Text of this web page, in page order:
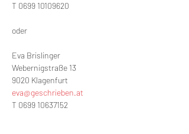
T 0699 10109620
oder
Eva Brislinger
Webernigstraße 13
9020 Klagenfurt
eva@geschrieben.at
T 0699 10637152